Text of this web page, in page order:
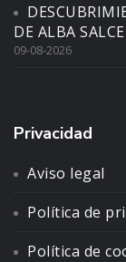
DE ALBA
09-08-2026
Privacidad
Aviso legal
Política de
Política de